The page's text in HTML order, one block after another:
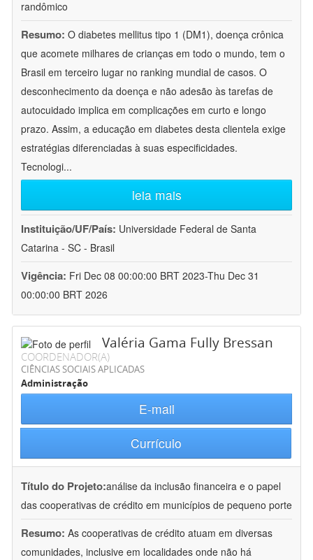
randômico
Resumo: O diabetes mellitus tipo 1 (DM1), doença crônica
que acomete milhares de crianças em todo o mundo, tem o
Brasil em terceiro lugar no ranking mundial de casos. O
desconhecimento da doença e não adesão às tarefas de
autocuidado implica em complicações em curto e longo
prazo. Assim, a educação em diabetes desta clientela exige
estratégias diferenciadas à suas especificidades.
Tecnologi...
leia mais
Instituição/UF/País: Universidade Federal de Santa
Catarina - SC - Brasil
Vigência: Fri Dec 08 00:00:00 BRT 2023-Thu Dec 31
00:00:00 BRT 2026
Valéria Gama Fully Bressan
COORDENADOR(A)
CIÊNCIAS SOCIAIS APLICADAS
Administração
E-mail
Currículo
Título do Projeto:análise da inclusão financeira e o papel
das cooperativas de crédito em municípios de pequeno porte
Resumo: As cooperativas de crédito atuam em diversas
comunidades, inclusive em localidades onde não há